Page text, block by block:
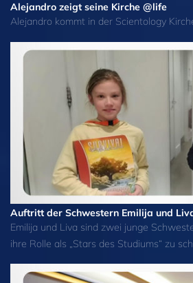
Alejandro zeigt seine Kirche @life
Alejandro kommt in der Scientology
Auftritt der Schwestern Emilija und
Emilija und Liva sind zwei junge
ihre Rolle als „Stars des Studiums“ zu